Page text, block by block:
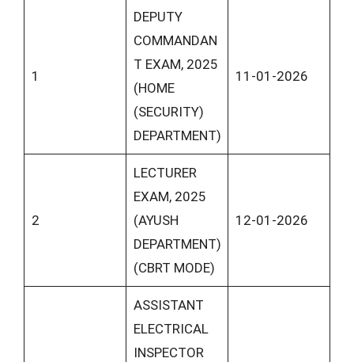
1
DEPUTY
COMMANDAN
T EXAM, 2025
(HOME
(SECURITY)
DEPARTMENT)
11-01-2026
2
LECTURER
EXAM, 2025
(AYUSH
DEPARTMENT)
(CBRT MODE)
12-01-2026
ASSISTANT
ELECTRICAL
INSPECTOR